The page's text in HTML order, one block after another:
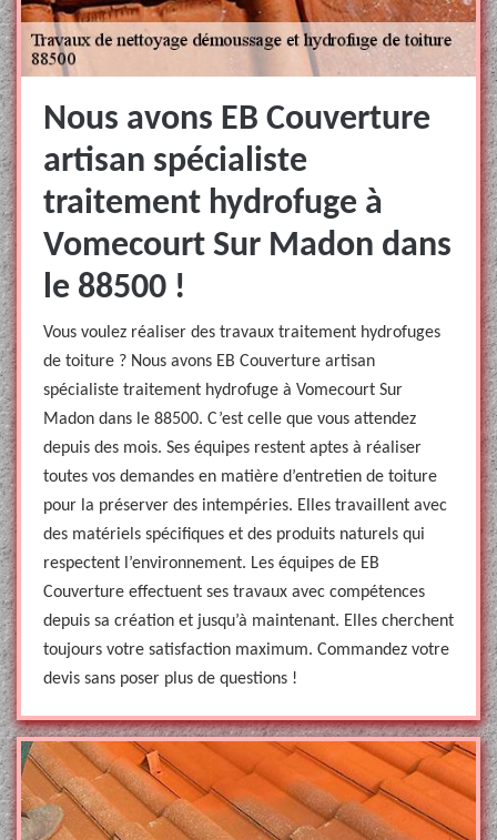
Nous avons EB Couverture
artisan spécialiste
traitement hydrofuge à
Vomecourt Sur Madon dans
le 88500 !
Vous voulez réaliser des travaux traitement hydrofuges
de toiture ? Nous avons EB Couverture artisan
spécialiste traitement hydrofuge à Vomecourt Sur
Madon dans le 88500. C’est celle que vous attendez
depuis des mois. Ses équipes restent aptes à réaliser
toutes vos demandes en matière d’entretien de toiture
pour la préserver des intempéries. Elles travaillent avec
des matériels spécifiques et des produits naturels qui
respectent l’environnement. Les équipes de EB
Couverture effectuent ses travaux avec compétences
depuis sa création et jusqu’à maintenant. Elles cherchent
toujours votre satisfaction maximum. Commandez votre
devis sans poser plus de questions !